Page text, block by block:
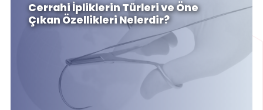
Cerrahi İpliklerin Türleri ve Öne
Çıkan Özellikleri Nelerdir?